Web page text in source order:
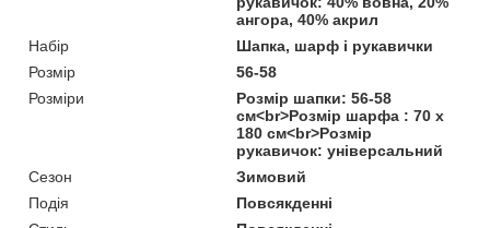
ангора, 40% акрил
Набір
Шапка, шарф і рукавички
Розмір
56-58
Розміри
Розмір шапки: 56-58
см<br>Розмір шарфа : 70 х
180 см<br>Розмір
рукавичок: універсальний
Сезон
Зимовий
Подія
Повсякденні